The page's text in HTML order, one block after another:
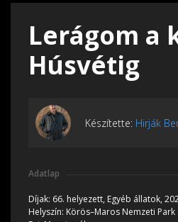
Lerágom a
Húsvétig
Készítette: Hirják
Adatlap
Díjak: 66. helyezett, Egyéb állatok,
Helyszín: Körös–Maros Nemzeti Park